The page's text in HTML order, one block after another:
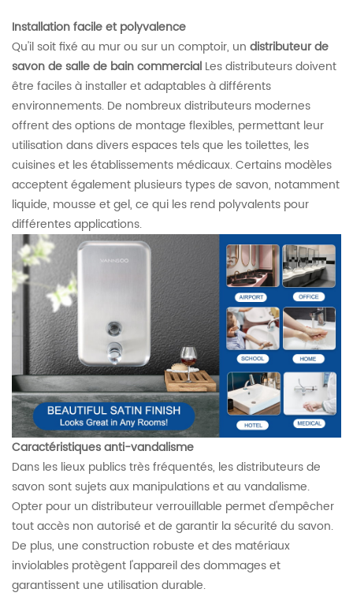
Installation facile et polyvalence
Qu'il soit fixé au mur ou sur un comptoir, un distributeur de
savon de salle de bain commercial Les distributeurs doivent
être faciles à installer et adaptables à différents
environnements. De nombreux distributeurs modernes
offrent des options de montage flexibles, permettant leur
utilisation dans divers espaces tels que les toilettes, les
cuisines et les établissements médicaux. Certains modèles
acceptent également plusieurs types de savon, notamment
liquide, mousse et gel, ce qui les rend polyvalents pour
différentes applications.
Caractéristiques anti-vandalisme
Dans les lieux publics très fréquentés, les distributeurs de
savon sont sujets aux manipulations et au vandalisme.
Opter pour un distributeur verrouillable permet d'empêcher
tout accès non autorisé et de garantir la sécurité du savon.
De plus, une construction robuste et des matériaux
inviolables protègent l'appareil des dommages et
garantissent une utilisation durable.